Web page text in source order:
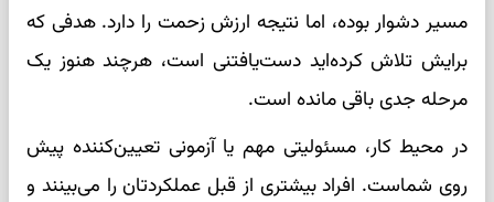
مسیر دشوار بوده، اما نتیجه ارزش زحمت را دارد. هدفی که
برایش تلاش کرده‌اید دست‌یافتنی است، هرچند هنوز یک
مرحله جدی باقی مانده است.
در محیط کار، مسئولیتی مهم یا آزمونی تعیین‌کننده پیش
روی شماست. افراد بیشتری از قبل عملکردتان را می‌بینند و